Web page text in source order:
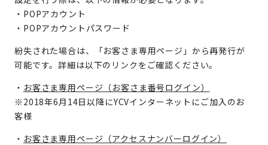
・POPアカウント
・POPアカウントパスワード
紛失された場合は、「お客さま専用ページ」から再発行が
可能です。詳細は以下のリンクをご確認ください。
・ お客さま専用ページ（お客さま番号ログイン）
※2018年6月14日以降にYCVインターネットにご加入のお
客様
・ お客さま専用ページ（アクセスナンバーログイン）